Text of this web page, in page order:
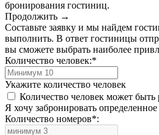
бронирования гостиниц.
Продолжить →
Составьте заявку и мы найдем
выполнить. В ответ гостиницы
вы сможете выбрать наиболее
Количество человек:*
Укажите количество человек
Количество человек может быть
Я хочу забронировать
Количество номеров*: